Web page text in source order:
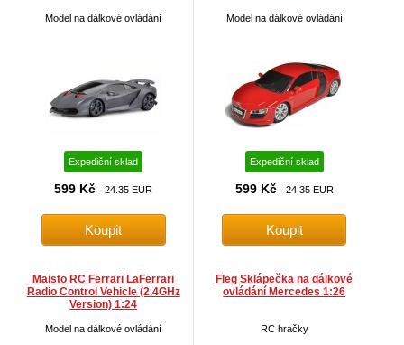
Model na dálkové ovládání
Expediční sklad
599 Kč 24.35 EUR
Model na dálkové ovládání
Expediční sklad
599 Kč 24.35 EUR
Maisto RC Ferrari LaFerrari
Radio Control Vehicle (2.4GHz
Version) 1:24
Model na dálkové ovládání
Fleg Sklápečka na dálkové
ovládání Mercedes 1:26
RC hračky